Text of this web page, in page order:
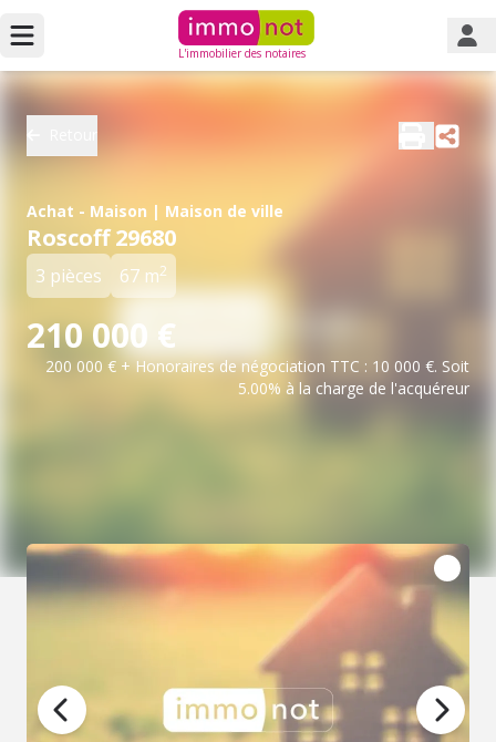
L'immobilier des notaires
Achat - Maison | Maison de ville
Roscoff 29680
3 pièces 67 m2
210 000 €
200 000 € + Honoraires de négociation TTC : 10 000 €. Soit
5.00% à la charge de l'acquéreur